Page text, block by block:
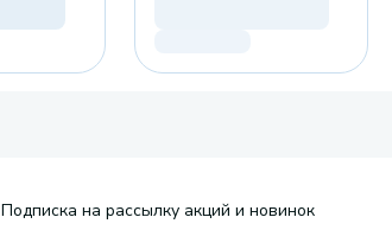
Подписка на рассылку акций и новинок